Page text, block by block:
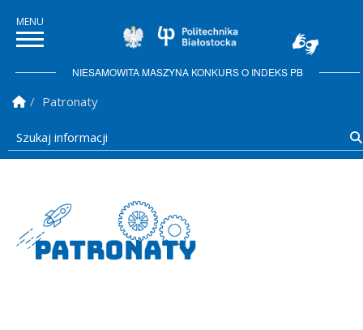
NIESAMOWITA MASZYNA KONKURS O INDEKS PB
Strona Główna
Patronaty
Szukaj informacji